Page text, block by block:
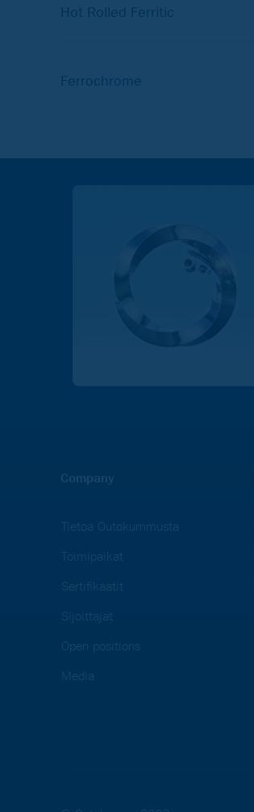
Hot Rolled Ferritic
Ferrochrome
Company
Tietoa Outokummusta
Toimipaikat
Sertifikaatit
Sijoittajat
Open positions
Media